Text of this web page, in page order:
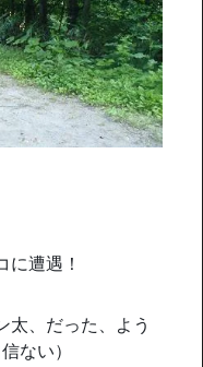
遭遇！
太、だった、よう
ない）